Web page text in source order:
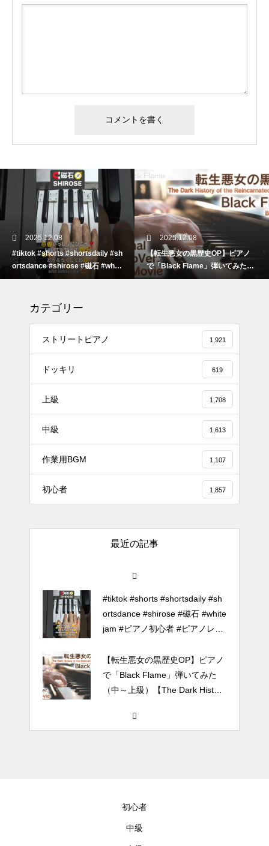
2025.12.08
【転生悪女の黒歴史OP】ピアノ
で「Black Flame」弾いてみた
（中～上級）【The Dark History
2025.12.07
【鉄也のテーマ】「グレートマ
ンガー」ストリートピアノ 弾い
てみた #shorts
カテゴリー
ストリートピアノ 1,921
ドッキリ 619
上級 1,708
中級 1,613
作業用BGM 1,107
初心者 1,857
最近の記事
#tiktok #shorts #shortsdaily #sh
ortsdance #shirose #磁石 #white
jam #ピアノ初心者 #ピアノレッ
（中～上級）【The Dark History
of the Reincarnated Villainess】
ほぼ日1フレーズ THE BLUE H
EARTS NO NO NO
冬の夜に響く温かい音楽 🎄🎹 #
冬の音楽 #クリスマス #心温まる
千葉県／イオンモール千葉ニュ
ータウン #ストリートピアノ #吹
#tiktok #shorts #shortsdaily #sh
jam #ピアノ初心者 #ピアノレッ
スン #piano #ピアノ
【転生悪女の黒歴史OP】ピアノ
で「Black Flame」弾いてみた
of the Reincarnated Villainess】
ほぼ日1フレーズ THE BLUE H
EARTS NO NO NO
ータウン #ストリートピアノ #吹
初心者
中級